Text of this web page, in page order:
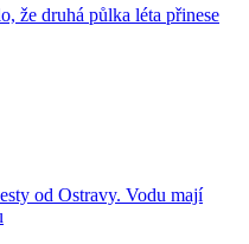
že druhá půlka léta přinese
od Ostravy. Vodu mají